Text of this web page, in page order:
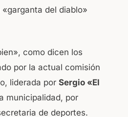
del diablo»
como dicen los
por la actual comisión
liderada por Sergio «El
municipalidad, por
de deportes.